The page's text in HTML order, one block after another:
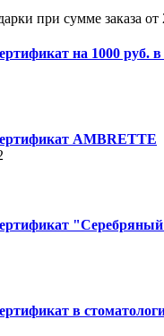
при сумме заказа от
на 1000 руб.
AMBRETTE
в